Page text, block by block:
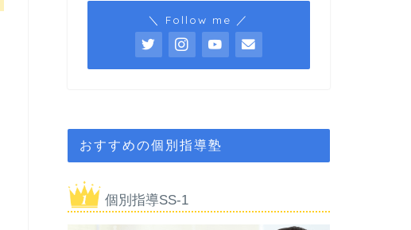
＼ Follow me ／
おすすめの個別指導塾
個別指導SS-1